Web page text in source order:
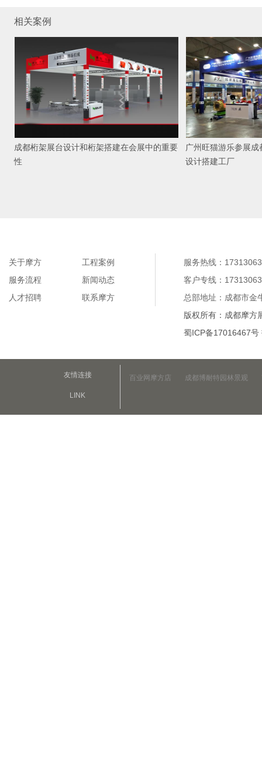
相关案例
成都桁架展台设计和桁架搭建在会展中的重要
性
广州旺猫游乐参展
设计搭建工厂
关于摩方
工程案例
服务流程
新闻动态
人才招聘
联系摩方
服务热线：
客户专线：
总部地址：成都市金
版权所有：成都摩方
蜀ICP备17016467号
友情连接
LINK
百业网摩方店 成都博耐特园林景观